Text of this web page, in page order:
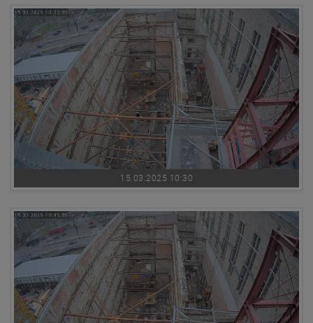
15.03.2025 10:30